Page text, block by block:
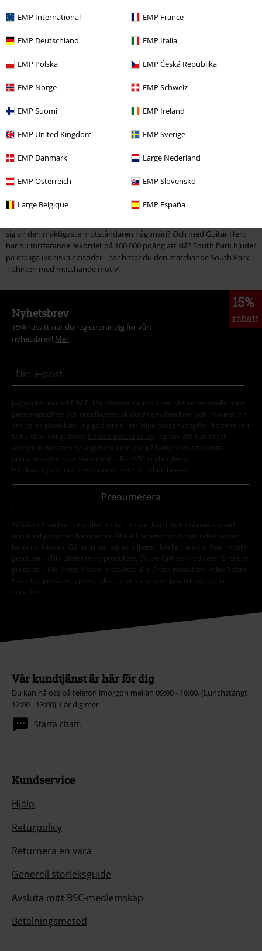
EMP International EMP France
EMP Deutschland EMP Italia
EMP Polska EMP Česká Republika
EMP Norge EMP Schweiz
EMP Suomi EMP Ireland
EMP United Kingdom EMP Sverige
EMP Danmark Large Nederland
EMP Österreich EMP Slovensko
Large Belgique EMP España
South Park-produkter i vår webbutik till ett rimligt pris.
South Park har länge varit en kult. Serien har format generationer och
Dramatiken fördelas ofta generöst och i hink. Talande uttrar som startar
Park. Är du med? Då kan du enkelt ta med dig dina
kocken, Mr. Garrison och Randy Marsh ser bra ut i din lägenhet och
Din South Park T-shirt med coolt motiv
Herregud, vi fick Kenny ge ... Finner! På dessa coola South Park-kläder
från vår webbshop. Hos oss garanteras groovy ordspråk och tryck av de
legendariska karaktärerna från South Park. Upptäck massor av bra
erbjudanden och ta supermysiga South Park t-shirts, hoodies och
sig an den mäktigaste motståndaren någonsin? Och med Guitar Hero
har du fortfarande rekordet på 100 000 poäng att slå? South Park bjuder
på otaliga ikoniska episoder - här hittar du den matchande South Park
T-shirten med matchande motiv!
15%
rabatt
Nyhetsbrev
15% rabatt när du registrerar dig för vårt
nyhetsbrev! Mer
Jag godkänner att E.M.P. Merchandising mbH har rätt att behandla mina
personuppgifter och regelbundet skicka mig nyhetsbrev och information
om deras produkter. Jag godkänner att mina personuppgifter kommer att
behandlas enligt deras
Datasekretesspolicy
. Jag kan återkalla mitt
samtycke när som helst genom att klicka på länken för att avsluta
prenumeration som finns med i alla EMP:s nyhetsbrev.
Här kan jag avsluta prenumerationen på nyhetsbrevet.
Prenumerera
*Gäller i 4 veckor och gäller endast online. Kan inte kombineras med
andra erbjudanden/kampanjer. Aktuell rabatt dras av när rabattkoden
löses in i kassan. Gäller ej vid köp av biljetter, böcker, media, Rammstein-
produkter, (Till) Lindemann,-produkter, Böhse Onklez-produkter, Broilers-
produkter, Die Toten Hosen-produkter, Die Ärzte-produkter, Feine Sahne
Fischfilet-produkter, presentkort eller varor vars pris inkluderar en
donation.
Vår kundtjänst är här för dig
Du kan nå oss på telefon imorgon mellan 09:00 - 16:00. (Lunchstängt
12:00 - 13:00). Lär dig mer
Starta chatt.
Kundservice
Hjälp
Returpolicy
Returnera en vara
Generell storleksguide
Avsluta mitt BSC-medlemskap
Betalningsmetod